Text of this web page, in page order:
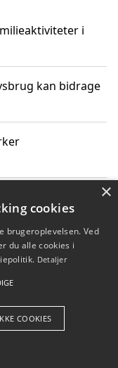
i
kan bidrage
kan ændre
Aps
×
cookies
brugeroplevelsen. Ved
du alle cookies i
Detaljer
COOKIES